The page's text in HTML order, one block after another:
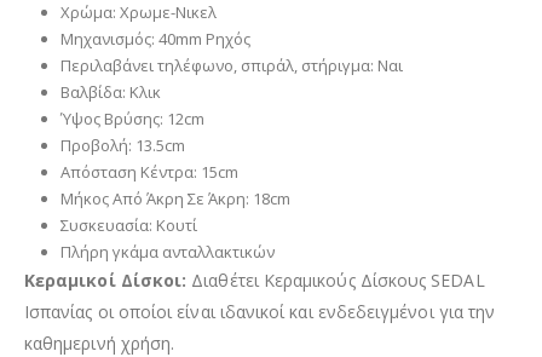
Χρώμα: Χρωμε-Νικελ
Μηχανισμός: 40mm Ρηχός
Περιλαβάνει τηλέφωνο, σπιράλ, στήριγμα: Ναι
Βαλβίδα: Κλικ
Ύψος Βρύσης: 12cm
Προβολή: 13.5cm
Απόσταση Κέντρα: 15cm
Μήκος Από Άκρη Σε Άκρη: 18cm
Συσκευασία: Κουτί
Πλήρη γκάμα ανταλλακτικών
Κεραμικοί Δίσκοι: Διαθέτει Κεραμικούς Δίσκους SEDAL
Ισπανίας οι οποίοι είναι ιδανικοί και ενδεδειγμένοι για την
καθημερινή χρήση.